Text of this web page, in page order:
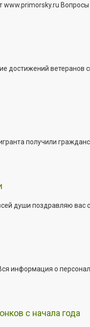
Вопросы
достижений ветеранов
получили
души поздравляю вас
информация о
с начала года